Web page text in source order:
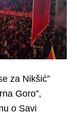
za Nikšić”
Goro”,
o Savi